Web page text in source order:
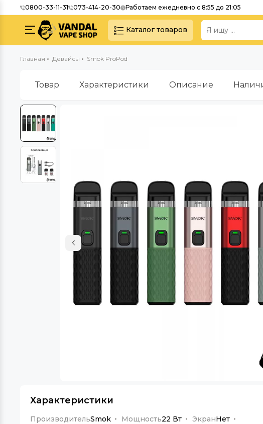
0800-33-11-31 073-414-20-30 Работаем ежедневно с 8:55 до 21:05
Каталог товаров
Главная Девайсы Smok ProPod
Товар Характеристики Описание
Характеристики
ПроизводительSmok Мощность22 Вт ЭкранНет